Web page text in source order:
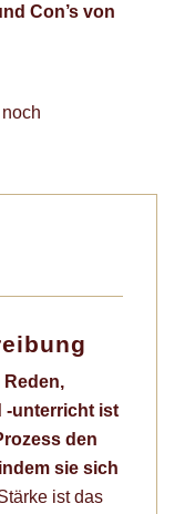
Con’s von
Reden,
-unterricht ist
den
sie sich
ist das